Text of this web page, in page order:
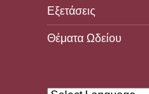
Εξετάσεις
Θέματα Ωδείου